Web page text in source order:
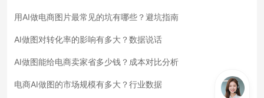
用AI做电商图片最常见的坑有哪些？避坑指南
AI做图对转化率的影响有多大？数据说话
AI做图能给电商卖家省多少钱？成本对比分析
电商AI做图的市场规模有多大？行业数据